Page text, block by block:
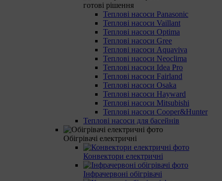
готові рішення
Теплові насоси Panasonic
Теплові насоси Vaillant
Теплові насоси Optima
Теплові насоси Gree
Теплові насоси Aquaviva
Теплові насоси Neoclima
Теплові насоси Idea Pro
Теплові насоси Fairland
Теплові насоси Osaka
Теплові насоси Hayward
Теплові насоси Mitsubishi
Теплові насоси Cooper&Hunter
Теплові насоси для басейнів
Обігрівачі електричні
Конвектори електричні
Інфрачервоні обігрівачі